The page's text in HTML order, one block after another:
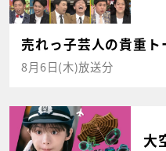
売れっ子芸人の貴重
8月6日(木)放送分
大